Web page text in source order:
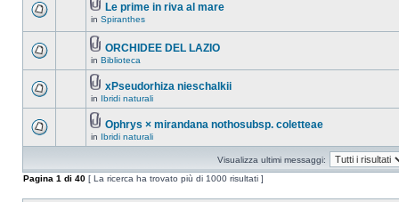
Le prime in riva al mare
in Spiranthes
ORCHIDEE DEL LAZIO
in Biblioteca
xPseudorhiza nieschalkii
in Ibridi naturali
Ophrys × mirandana nothosubsp. coletteae
in Ibridi naturali
Visualizza ultimi messaggi:
Pagina 1 di 40 [ La ricerca ha trovato più di 1000 risultati ]